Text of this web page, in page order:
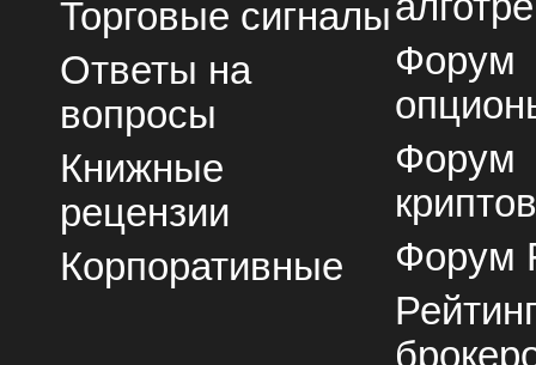
Торговые сигналы
Ответы на
вопросы
Книжные
рецензии
Корпоративные
Форум
Форум
Форум